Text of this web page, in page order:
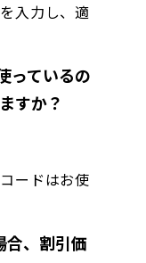
入力し、適
っているの
すか？
ードはお使
合、割引価